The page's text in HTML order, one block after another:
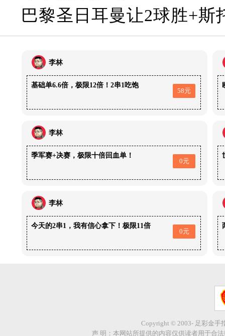
巴黎圣日耳曼让2球胜+斯
李林
基础单6.6倍，极限12倍！2串1吃饱
58元
李林
季军赛+决赛，极限十倍回血单！
0元
李林
今天的2串1，我有信心拿下！极限11倍
0元
Copyright © 2003- 足彩金手
声 明：本网站所提供的内容仅供读者用于合